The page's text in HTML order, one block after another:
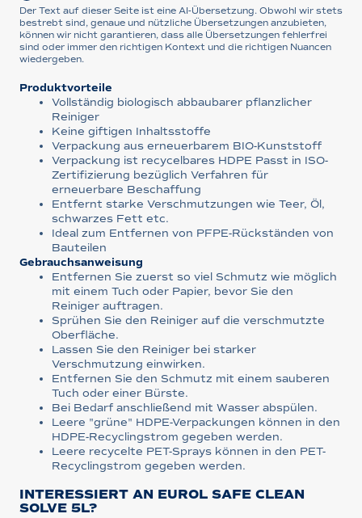
Der Text auf dieser Seite ist eine AI-Übersetzung. Obwohl wir stets
bestrebt sind, genaue und nützliche Übersetzungen anzubieten,
können wir nicht garantieren, dass alle Übersetzungen fehlerfrei
sind oder immer den richtigen Kontext und die richtigen Nuancen
wiedergeben.
Produktvorteile
Vollständig biologisch abbaubarer pflanzlicher
Reiniger
Keine giftigen Inhaltsstoffe
Verpackung aus erneuerbarem BIO-Kunststoff
Verpackung ist recycelbares HDPE Passt in ISO-
Zertifizierung bezüglich Verfahren für
erneuerbare Beschaffung
Entfernt starke Verschmutzungen wie Teer, Öl,
schwarzes Fett etc.
Ideal zum Entfernen von PFPE-Rückständen von
Bauteilen
Gebrauchsanweisung
Entfernen Sie zuerst so viel Schmutz wie möglich
mit einem Tuch oder Papier, bevor Sie den
Reiniger auftragen.
Sprühen Sie den Reiniger auf die verschmutzte
Oberfläche.
Lassen Sie den Reiniger bei starker
Verschmutzung einwirken.
Entfernen Sie den Schmutz mit einem sauberen
Tuch oder einer Bürste.
Bei Bedarf anschließend mit Wasser abspülen.
Leere "grüne" HDPE-Verpackungen können in den
HDPE-Recyclingstrom gegeben werden.
Leere recycelte PET-Sprays können in den PET-
Recyclingstrom gegeben werden.
INTERESSIERT AN EUROL SAFE CLEAN
SOLVE 5L?